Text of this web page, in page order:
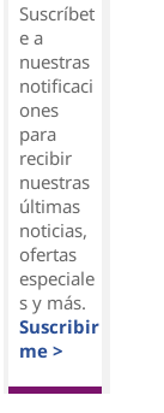
Suscríbet
e a
nuestras
notificaci
ones
para
recibir
nuestras
últimas
noticias,
ofertas
especiale
s y más.
Suscribir
me >